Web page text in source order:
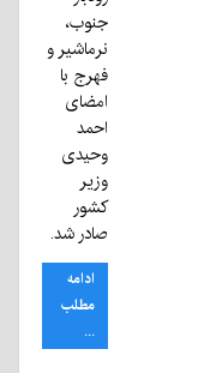
جنوب،
نرماشیر و
فهرج با
امضای
احمد
وحیدی
وزیر
کشور
صادر شد.
ادامه
مطلب
...